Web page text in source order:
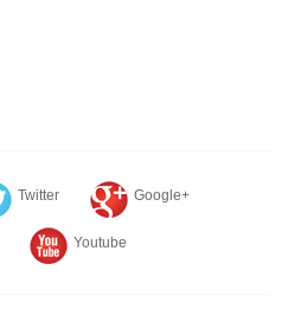
Twitter Google+
Youtube